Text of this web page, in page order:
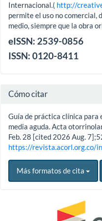
Internacional.( http://
permite el uso no comercial,
medio, siempre que la obra
eISSN: 2539-0856
ISSN: 0120-8411
Cómo citar
Guía de práctica clínica
media aguda. Acta
Feb. 28 [cited 2026 Aug.
https://revista.acorl.org.co/
Más formatos de cita